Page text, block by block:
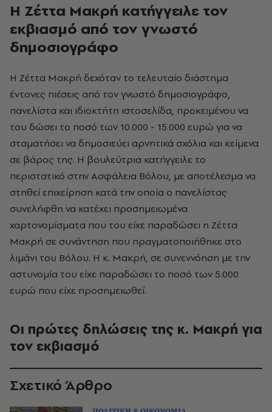
Η Ζέττα Μακρή κατήγγειλε τον
εκβιασμό από τον γνωστό
δημοσιογράφο
Η Ζέττα Μακρή δεχόταν το τελευταίο διάστημα
έντονες πιέσεις από τον γνωστό δημοσιογράφο,
πανελίστα και ιδιοκτήτη ιστοσελίδα, προκειμένου να
του δώσει το ποσό των 10.000 - 15.000 ευρώ για να
σταματήσει να δημοσιεύει αρνητικά σχόλια και κείμενα
σε βάρος της. Η βουλεύτρια κατήγγειλε το
περιστατικό στην Ασφάλεια Βόλου, με αποτέλεσμα να
στηθεί επιχείρηση κατά την οποία ο πανελίστας
συνελήφθη να κατέχει προσημειωμένα
χαρτονομίσματα που του είχε παραδώσει η Ζέττα
Μακρή σε συνάντηση που πραγματοποιήθηκε στο
λιμάνι του Βόλου. Η κ. Μακρή, σε συνεννόηση με την
αστυνομία του είχε παραδώσει το ποσό των 5.000
ευρώ που είχε προσημειωθεί.
Οι πρώτες δηλώσεις της κ. Μακρή για
τον εκβιασμό
Σχετικό Άρθρο